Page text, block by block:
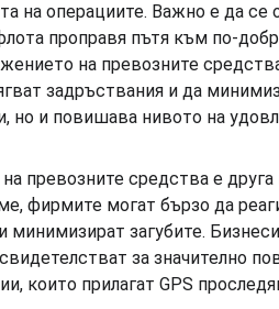
на операциите. Важно е да се
проправя пътя към по-
на превозните
задръствания и да
но и повишава нивото на
превозните средства е
фирмите могат бързо да
загубите.
за значително
които прилагат GPS